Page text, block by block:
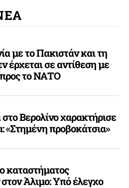
με το Πακιστάν και τη
έρχεται σε αντίθεση με
προς το ΝΑΤΟ
Βερολίνο χαρακτήρισε
«Στημένη προβοκάτσια»
καταστήματος
Άλιμο: Υπό έλεγχο